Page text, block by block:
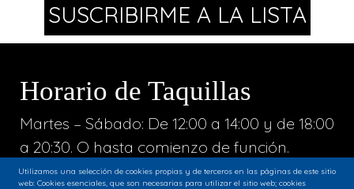
Horario de Taquillas
Martes – Sábado: De 12:00 a 14:00 y de 18:00
a 20:30. O hasta comienzo de función.
Domingo: Cerrado excepto los días de
Utilizamos una selección de cookies propias y de terceros en las páginas de este sitio
web: Cookies esenciales, que son necesarias para utilizar el sitio web; cookies